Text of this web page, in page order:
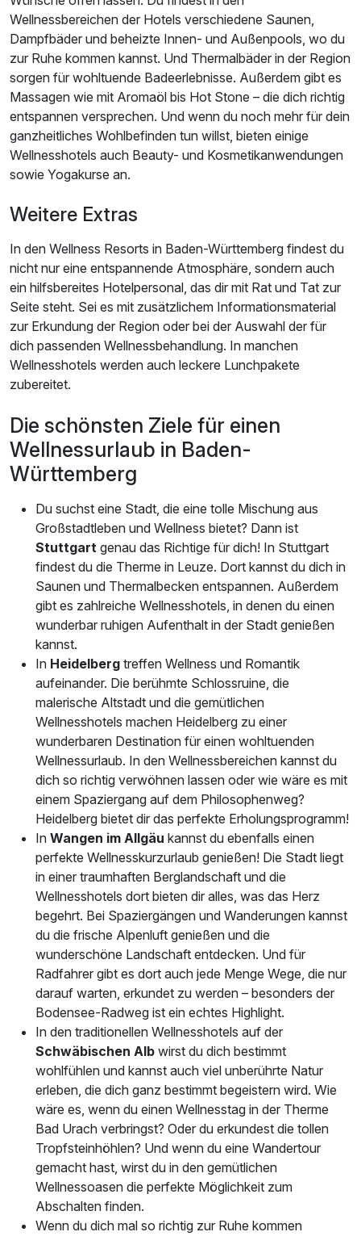
Wellnessbereichen der Hotels verschiedene Saunen,
Dampfbäder und beheizte Innen- und Außenpools, wo du
zur Ruhe kommen kannst. Und Thermalbäder in der Region
sorgen für wohltuende Badeerlebnisse. Außerdem gibt es
Massagen wie mit Aromaöl bis Hot Stone – die dich richtig
entspannen versprechen. Und wenn du noch mehr für dein
ganzheitliches Wohlbefinden tun willst, bieten einige
Wellnesshotels auch Beauty- und Kosmetikanwendungen
sowie Yogakurse an.
Weitere Extras
In den Wellness Resorts in Baden-Württemberg findest du
nicht nur eine entspannende Atmosphäre, sondern auch
ein hilfsbereites Hotelpersonal, das dir mit Rat und Tat zur
Seite steht. Sei es mit zusätzlichem Informationsmaterial
zur Erkundung der Region oder bei der Auswahl der für
dich passenden Wellnessbehandlung. In manchen
Wellnesshotels werden auch leckere Lunchpakete
zubereitet.
Die schönsten Ziele für einen
Wellnessurlaub in Baden-
Württemberg
Du suchst eine Stadt, die eine tolle Mischung aus
Großstadtleben und Wellness bietet? Dann ist
Stuttgart genau das Richtige für dich! In Stuttgart
findest du die Therme in Leuze. Dort kannst du dich in
Saunen und Thermalbecken entspannen. Außerdem
gibt es zahlreiche Wellnesshotels, in denen du einen
wunderbar ruhigen Aufenthalt in der Stadt genießen
kannst.
In Heidelberg treffen Wellness und Romantik
aufeinander. Die berühmte Schlossruine, die
malerische Altstadt und die gemütlichen
Wellnesshotels machen Heidelberg zu einer
wunderbaren Destination für einen wohltuenden
Wellnessurlaub. In den Wellnessbereichen kannst du
dich so richtig verwöhnen lassen oder wie wäre es mit
einem Spaziergang auf dem Philosophenweg?
Heidelberg bietet dir das perfekte Erholungsprogramm!
In Wangen im Allgäu kannst du ebenfalls einen
perfekte Wellnesskurzurlaub genießen! Die Stadt liegt
in einer traumhaften Berglandschaft und die
Wellnesshotels dort bieten dir alles, was das Herz
begehrt. Bei Spaziergängen und Wanderungen kannst
du die frische Alpenluft genießen und die
wunderschöne Landschaft entdecken. Und für
Radfahrer gibt es dort auch jede Menge Wege, die nur
darauf warten, erkundet zu werden – besonders der
Bodensee-Radweg ist ein echtes Highlight.
In den traditionellen Wellnesshotels auf der
Schwäbischen Alb wirst du dich bestimmt
wohlfühlen und kannst auch viel unberührte Natur
erleben, die dich ganz bestimmt begeistern wird. Wie
wäre es, wenn du einen Wellnesstag in der Therme
Bad Urach verbringst? Oder du erkundest die tollen
Tropfsteinhöhlen? Und wenn du eine Wandertour
gemacht hast, wirst du in den gemütlichen
Wellnessoasen die perfekte Möglichkeit zum
Abschalten finden.
Wenn du dich mal so richtig zur Ruhe kommen